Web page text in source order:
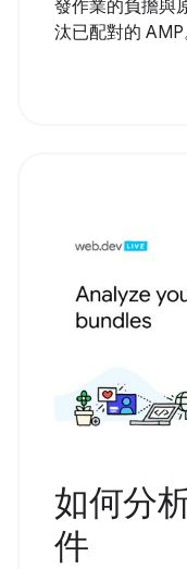
發作業的負擔與
汰已配對的 AMP
如何分
件